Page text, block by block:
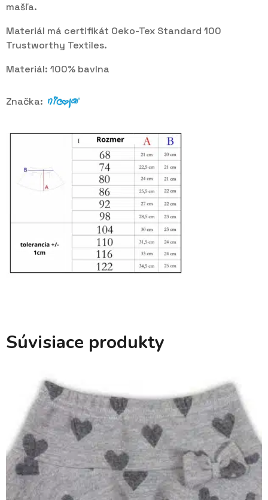
mašľa.
Materiál má certifikát Oeko-Tex Standard 100
Trustworthy Textiles.
Materiál: 100% bavlna
Značka:
Súvisiace produkty